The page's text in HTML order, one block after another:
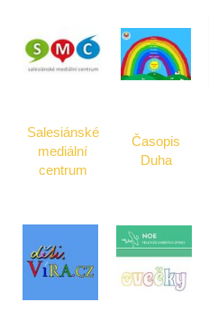
Salesiánské
mediální
centrum
Časopis
Duha